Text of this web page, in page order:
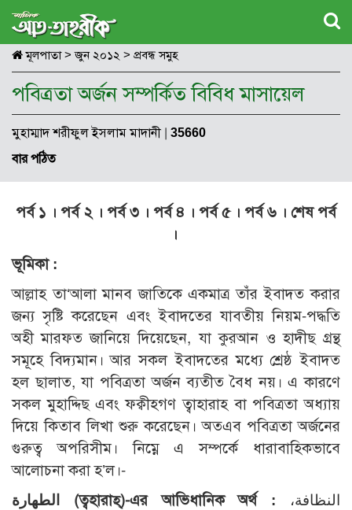
মূলপাতা> জুন ২০১২ > প্রবন্ধ সমুহ
পবিত্রতা অর্জন সম্পর্কিত বিবিধ মাসায়েল
মুহাম্মাদ শরীফুল ইসলাম মাদানী | 35660
বার পঠিত
পর্ব ১ । পর্ব ২ । পর্ব ৩ । পর্ব ৪ । পর্ব ৫। পর্ব ৬ । শেষ পর্ব
।
ভূমিকা :
আল্লাহ তা‘আলা মানব জাতিকে একমাত্র তাঁর ইবাদত করার
জন্য সৃষ্টি করেছেন এবং ইবাদতের যাবতীয় নিয়ম-পদ্ধতি
অহী মারফত জানিয়ে দিয়েছেন, যা কুরআন ও হাদীছ গ্রন্থ
সমূহে বিদ্যমান। আর সকল ইবাদতের মধ্যে শ্রেষ্ঠ ইবাদত
হল ছালাত, যা পবিত্রতা অর্জন ব্যতীত বৈধ নয়। এ কারণে
সকল মুহাদ্দিছ এবং ফক্বীহগণ ত্বাহারাহ বা পবিত্রতা অধ্যায়
দিয়ে কিতাব লিখা শুরু করেছেন। অতএব পবিত্রতা অর্জনের
গুরুত্ব অপরিসীম। নিম্নে এ সম্পর্কে ধারাবাহিকভাবে
আলোচনা করা হ’ল।-
الطهارة
(ত্বহারাহ্)-এর আভিধানিক অর্থ :